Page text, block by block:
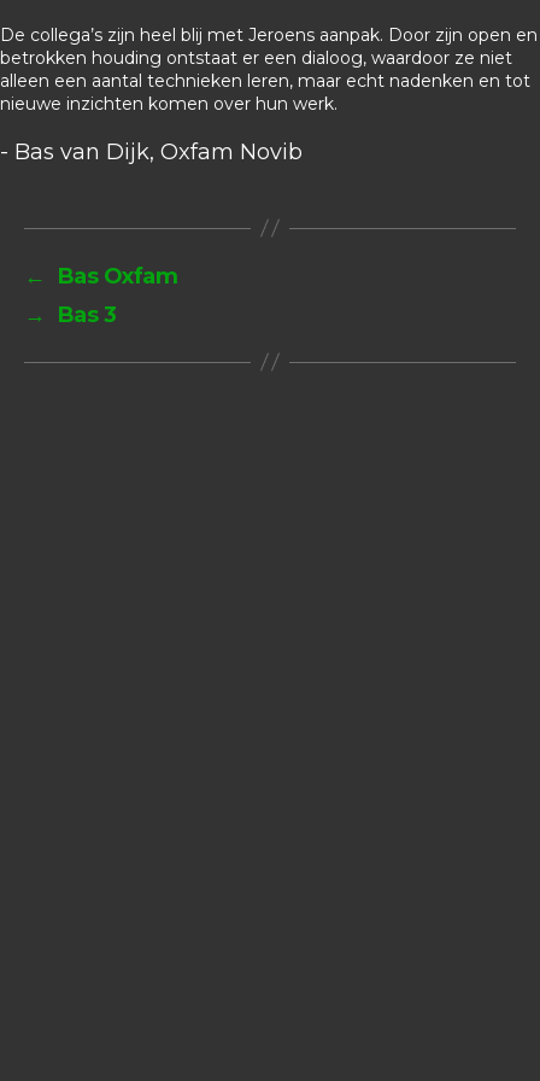
De collega’s zijn heel blij met Jeroens aanpak. Door zijn open en
betrokken houding ontstaat er een dialoog, waardoor ze niet
alleen een aantal technieken leren, maar echt nadenken en tot
nieuwe inzichten komen over hun werk.
- Bas van Dijk, Oxfam Novib
←
Bas Oxfam
→
Bas 3